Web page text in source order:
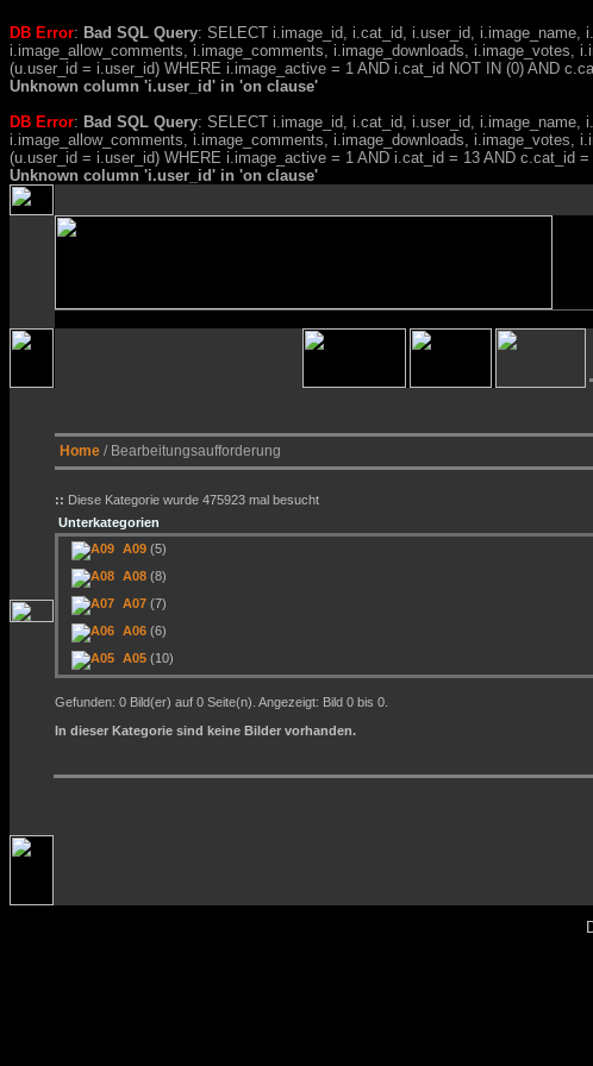
DB Error: Bad SQL Query: SELECT i.image_id, i.cat_id, i.user_id, i.image_name,
i.image_allow_comments, i.image_comments, i.image_downloads, i.image_votes,
(u.user_id = i.user_id) WHERE i.image_active = 1 AND i.cat_id NOT IN (0) AND
Unknown column 'i.user_id' in 'on clause'
DB Error: Bad SQL Query: SELECT i.image_id, i.cat_id, i.user_id, i.image_name,
i.image_allow_comments, i.image_comments, i.image_downloads, i.image_votes,
(u.user_id = i.user_id) WHERE i.image_active = 1 AND i.cat_id = 13 AND c.cat_id
Unknown column 'i.user_id' in 'on clause'
Home / Bearbeitungsaufforderung
:: Diese Kategorie wurde 475923 mal besucht
Unterkategorien
A09 (5)
A08 (8)
A07 (7)
A06 (6)
A05 (10)
Gefunden: 0 Bild(er) auf 0 Seite(n). Angezeigt: Bild 0 bis 0.
In dieser Kategorie sind keine Bilder vorhanden.